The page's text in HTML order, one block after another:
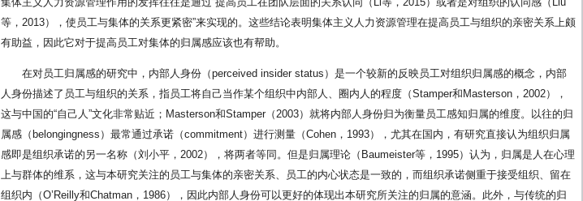
等，2013），使员工与集体的关系更紧密”来实现的。这些结论表明集体主义人力资源管理在提高员工与组织的亲密关系上颇
有助益，因此它对于提高员工对集体的归属感应该也有帮助。
在对员工归属感的研究中，内部人身份（perceived insider status）是一个较新的反映员工对组织归属感的概念，内部
人身份描述了员工与组织的关系，指员工将自己当作某个组织中内部人、圈内人的程度（Stamper和Masterson，2002），
这与中国的“自己人”文化非常贴近；Masterson和Stamper（2003）就将内部人身份归为衡量员工感知归属的维度。以往的归
属感（belongingness）最常通过承诺（commitment）进行测量（Cohen，1993），尤其在国内，有研究直接认为组织归属
感即是组织承诺的另一名称（刘小平，2002），将两者等同。但是归属理论（Baumeister等，1995）认为，归属是人在心理
上与群体的维系，这与本研究关注的员工与集体的亲密关系、员工的内心状态是一致的，而组织承诺侧重于接受组织、留在
组织内（O’Reilly和Chatman，1986），因此内部人身份可以更好的体现出本研究所关注的归属的意涵。此外，与传统的归